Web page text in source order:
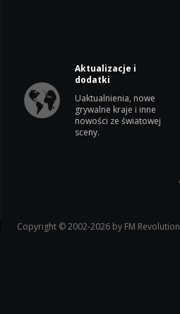
Aktualizacje i
dodatki
Uaktualnienia, nowe
grywalne kraje i inne
nowości ze światowej
sceny.
Copyright © 2002-2026 by FM Revolution